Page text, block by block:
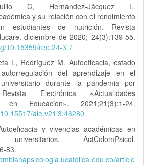
C, Hernández-Jácquez L.
y su relación con el rendimiento
estudiantes de nutrición. Revista
diciembre de 2020; 24(3):139-55.
10.15359/ree.24-3.7
L, Rodríguez M. Autoeficacia, estado
del aprendizaje en el
durante la pandemia por
Electrónica «Actualidades
en Educación». 2021;21(3):1-24.
aie.v21i3.46280
y vivencias académicas en
universitarios. ActColomPsicol.
83.
article